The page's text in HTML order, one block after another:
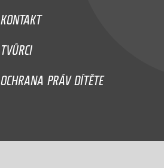
KONTAKT
TVŮRCI
OCHRANA PRÁV DÍTĚTE